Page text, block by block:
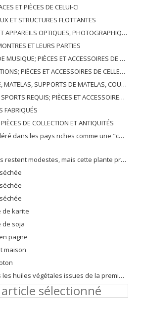
ET PIÈCES DE CELUI-CI
ET STRUCTURES FLOTTANTES
CINÉMATOGRAPHIQUES, DE MESURE, DE CONTRÔLE, DE MÉDECINE OU DE CHIRURGIE; PIÈCES ET ACCESSOIRES
ET LEURS PARTIES
PIÈCES ET ACCESSOIRES DE TELS ARTICLES
PIÈCES ET ACCESSOIRES DE CELLES-CI
SIMILAIRE FARCI; LAMPES ET RACCORDS D'ÉCLAIRAGE, N.E.C .; SIGNES LUMINEUSES, PLAQUES DE NOMS LUMINEUSES ET SIMILAIRES; BÂTIMENTS PRÉFABRIQUÉS
REQUIS; PIÈCES ET ACCESSOIRES DE CELLES-CI
FABRIQUÉS
DE COLLECTION ET ANTIQUITÉS
comme une "céréale mineure", le fonio blanc est une graminée de la famille des poaceae cultivée pour ses graines dans certaines régions d'Afrique.
est utilisé dans l'alimentation humaine et entre dans la préparation de nombreuses recettes traditionnelles africaines comme le couscous, la bouillie, les boulettes, les beignets et même le pain.
de karite
de soja
pagne
maison
huiles végétales issues de la première pression à froid
sélectionné